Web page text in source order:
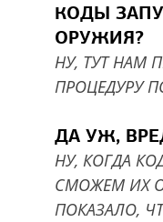
КОДЫ
ОРУЖИЯ?
НУ, ТУТ НАМ
ПРОЦЕДУРУ
ДА УЖ,
НУ, КОГДА
СМОЖЕМ ИХ
ПОКАЗАЛО,